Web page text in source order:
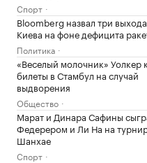
Спорт
Bloomberg назвал три
Киева на фоне дефицита
Политика
«Веселый молочник» Уолкер
билеты в Стамбул на случай
выдворения
Общество
Марат и Динара Сафины
Федерером и Ли На на
Шанхае
Спорт